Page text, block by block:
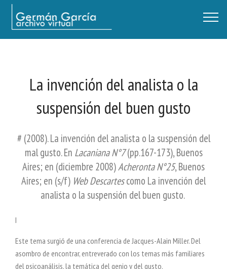
Germán García - Archivo Virtual / Centro Descartes, Buenos Aires
La invención del analista o la
suspensión del buen gusto
# (2008). La invención del analista o la suspensión del
mal gusto. En Lacaniana N°7(pp.167-173), Buenos
Aires; en (diciembre 2008)Acheronta N°25, Buenos
Aires; en (s/f) Web Descartescomo La invención del
analista o la suspensión del buen gusto.
I
Este tema surgió de una conferencia de Jacques-Alain Miller. Del
asombro de encontrar, entreverado con los temas más familiares
del psicoanálisis, la temática del genio y del gusto.